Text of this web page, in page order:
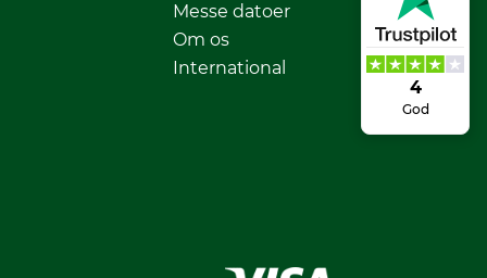
4
God
Messe datoer
Om os
International